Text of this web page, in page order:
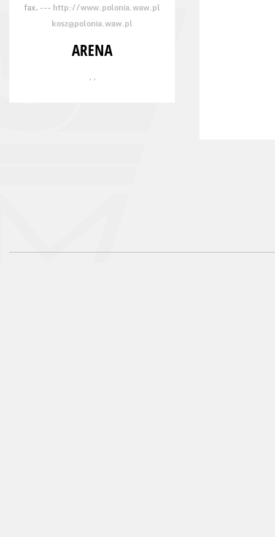
fax. --- http://www.polonia.waw.pl
kosz@polonia.waw.pl
ARENA
, ,